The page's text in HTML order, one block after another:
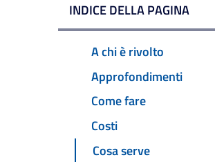
INDICE DELLA PAGINA
A chi è rivolto
Approfondimenti
Come fare
Costi
Cosa serve